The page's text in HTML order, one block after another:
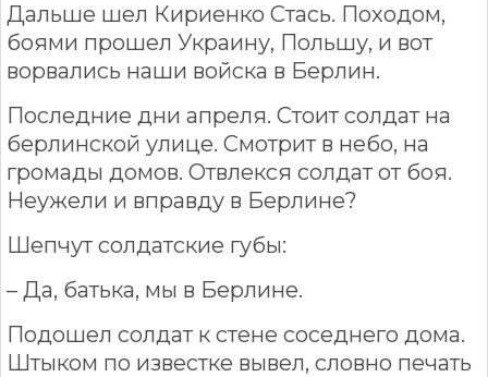
Дальше шел Кириенко Стась. Походом,
боями прошел Украину, Польшу, и вот
ворвались наши войска в Берлин.
Последние дни апреля. Стоит солдат на
берлинской улице. Смотрит в небо, на
громады домов. Отвлекся солдат от боя.
Неужели и вправду в Берлине?
Шепчут солдатские губы:
– Да, батька, мы в Берлине.
Подошел солдат к стене соседнего дома.
Штыком по известке вывел, словно печать